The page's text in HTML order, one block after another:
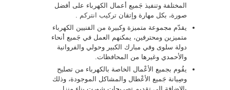
المختلفة وتنفيذ جَميع أعمال الكهرباء على أفضل
صورة، بكل مهارة وإتقان تركيب انتركم
يقدّم مجموعة متميزة وكبيرة من الفنيين الكهرباء
متميزين ومحترفين، يمكنهم العمل في جَميع أنحاء
دولة سلوى وفي مبارك الكبير وحولي والفروانية
والأحمدي وغيرها من المحافظات.
يقُوم بجميع الأعْمال الخاصة بالكهرباء من تصليح
وصِيانة جَميع الأعْطال والمشاكل الموجودة، وذلك